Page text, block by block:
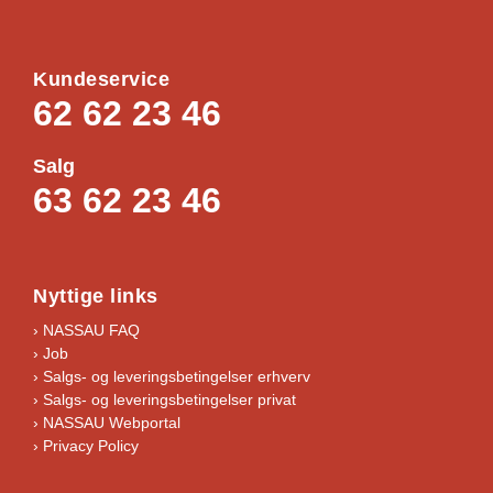
Kundeservice
62 62 23 46
Salg
63 62 23 46
Nyttige links
› NASSAU FAQ
› Job
› Salgs- og leveringsbetingelser erhverv
› Salgs- og leveringsbetingelser privat
› NASSAU Webportal
› Privacy Policy